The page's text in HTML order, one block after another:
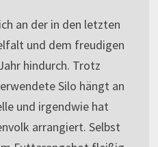
an der in den letzten
und dem freudigen
hindurch. Trotz
Silo hängt an
und irgendwie hat
arrangiert. Selbst